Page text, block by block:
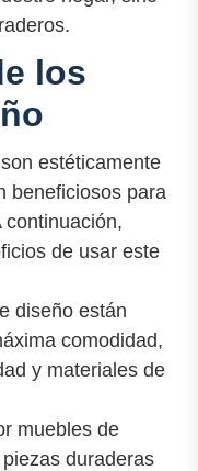
los
estéticamente
beneficiosos para
continuación,
de usar este
diseño están
comodidad,
y materiales de
muebles de
duraderas